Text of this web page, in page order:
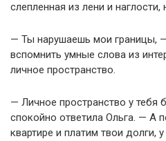
слепленная из лени и наглости,
— Ты нарушаешь мои границы,
вспомнить умные слова из
личное пространство.
— Личное пространство у тебя
спокойно ответила Ольга. — А
квартире и платим твои долги,